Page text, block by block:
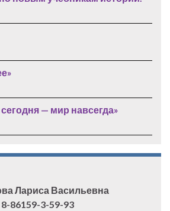
— мир навсегда»
Лариса Васильевна
8-86159-3-59-93